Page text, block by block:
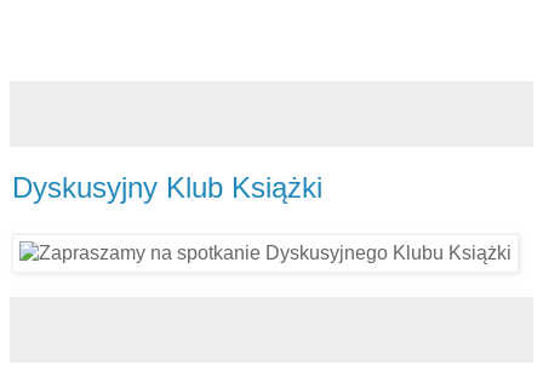
Dyskusyjny Klub Książki